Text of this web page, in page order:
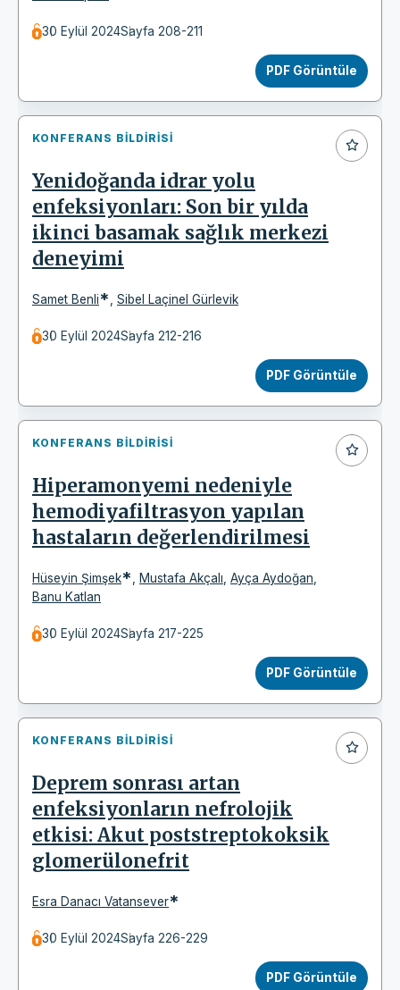
30 Eylül 2024Sayfa 208-211
PDF Görüntüle
KONFERANS BILDIRISI
Yenidoğanda idrar yolu
enfeksiyonları: Son bir yılda
ikinci basamak sağlık merkezi
deneyimi
Samet Benli* Sibel Laçinel Gürlevik
30 Eylül 2024Sayfa 212-216
PDF Görüntüle
KONFERANS BILDIRISI
Hiperamonyemi nedeniyle
hemodiyafiltrasyon yapılan
hastaların değerlendirilmesi
Hüseyin Şimşek* Mustafa Akçalı Ayça Aydoğan
Banu Katlan
30 Eylül 2024Sayfa 217-225
PDF Görüntüle
KONFERANS BILDIRISI
Deprem sonrası artan
enfeksiyonların nefrolojik
etkisi: Akut poststreptokoksik
glomerülonefrit
Esra Danacı Vatansever*
30 Eylül 2024Sayfa 226-229
PDF Görüntüle